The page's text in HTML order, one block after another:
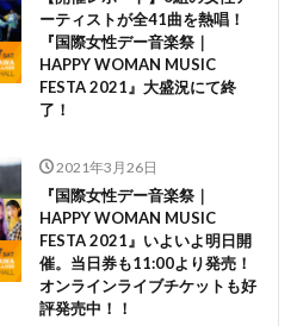
ーティストが全41曲を熱唱！
『国際女性デー音楽祭｜
HAPPY WOMAN MUSIC
FESTA 2021』大盛況にて終
了！
2021年3月26日
『国際女性デー音楽祭｜
HAPPY WOMAN MUSIC
FESTA 2021』いよいよ明日開
催。当日券も11:00より発売！
オンラインライブチケットも好
評発売中！！